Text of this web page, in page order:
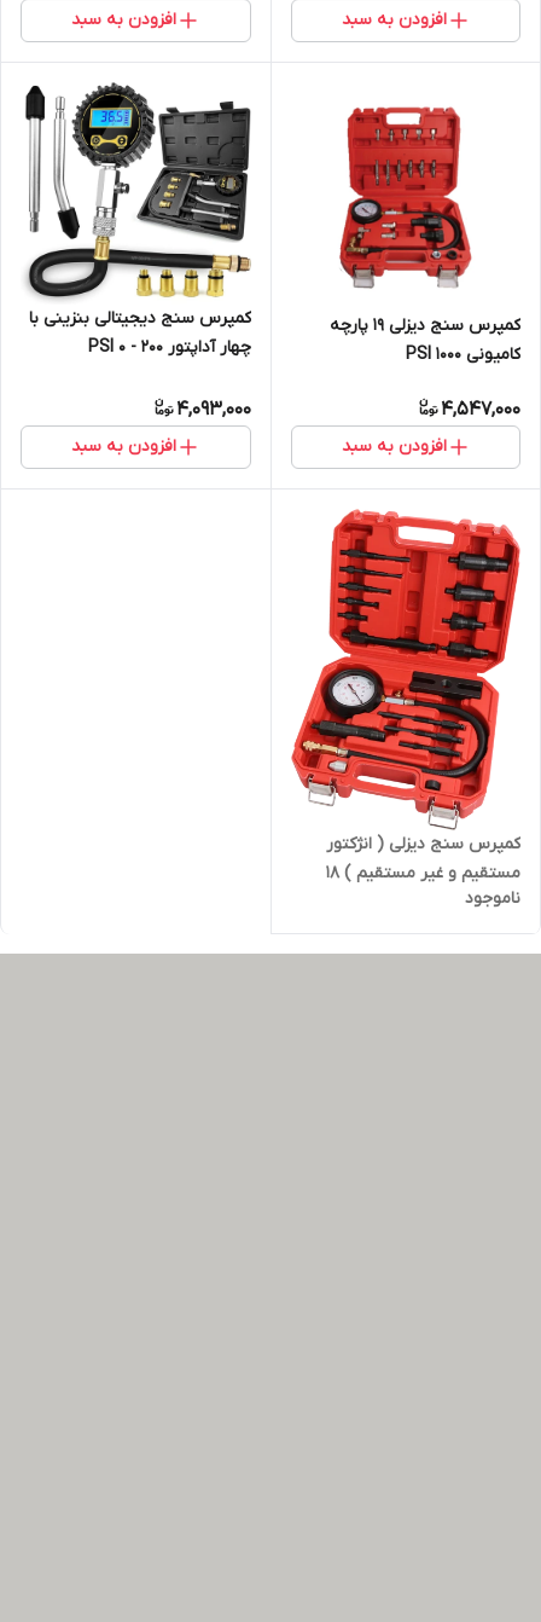
افزودن به سبد افزودن به سبد
کمپرس سنج دیزلی 19 پارچه
کامیونی 1000 PSI
4,547,000
افزودن به سبد
کمپرس سنج دیجیتالی بنزینی با
چهار آداپتور 200 - 0 PSI
4,093,000
افزودن به سبد
کمپرس سنج دیزلی ( انژکتور
مستقیم و غیر مستقیم ) 18
پارچه 1000 PSI
ناموجود